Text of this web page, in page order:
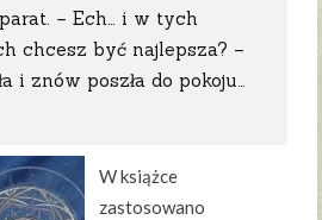
– Ech… i w tych
chcesz być najlepsza? –
i znów poszła do pokoju…
W książce
zastosowano